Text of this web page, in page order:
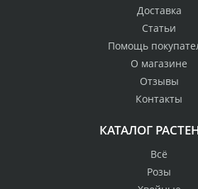
Доставка
Статьи
Помощь
О магазине
Отзывы
Контакты
КАТАЛОГ
Всё
Розы